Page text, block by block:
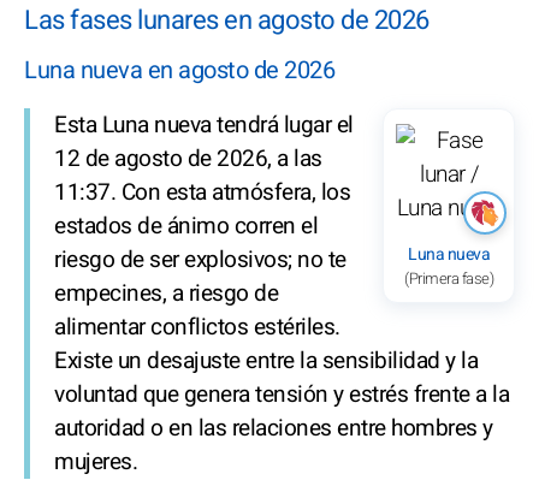
Las fases lunares en agosto de 2026
Luna nueva en agosto de 2026
Luna nueva
(Primera fase)
Esta Luna nueva tendrá lugar el
12 de agosto de 2026, a las
11:37. Con esta atmósfera, los
estados de ánimo corren el
riesgo de ser explosivos; no te
empecines, a riesgo de
alimentar conflictos estériles.
Existe un desajuste entre la sensibilidad y la
voluntad que genera tensión y estrés frente a la
autoridad o en las relaciones entre hombres y
mujeres.